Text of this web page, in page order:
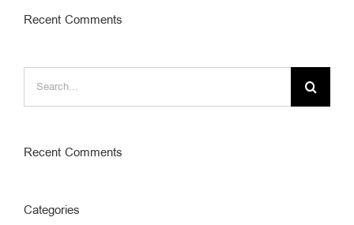
Recent Comments
Recent Comments
Categories